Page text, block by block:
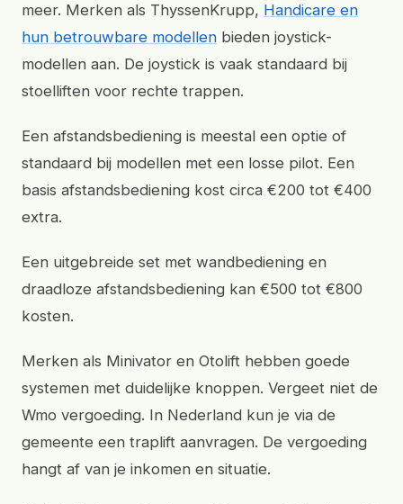
meer. Merken als ThyssenKrupp, Handicare en
hun betrouwbare modellen bieden joystick-
modellen aan. De joystick is vaak standaard bij
stoelliften voor rechte trappen.
Een afstandsbediening is meestal een optie of
standaard bij modellen met een losse pilot. Een
basis afstandsbediening kost circa €200 tot €400
extra.
Een uitgebreide set met wandbediening en
draadloze afstandsbediening kan €500 tot €800
kosten.
Merken als Minivator en Otolift hebben goede
systemen met duidelijke knoppen. Vergeet niet de
Wmo vergoeding. In Nederland kun je via de
gemeente een traplift aanvragen. De vergoeding
hangt af van je inkomen en situatie.